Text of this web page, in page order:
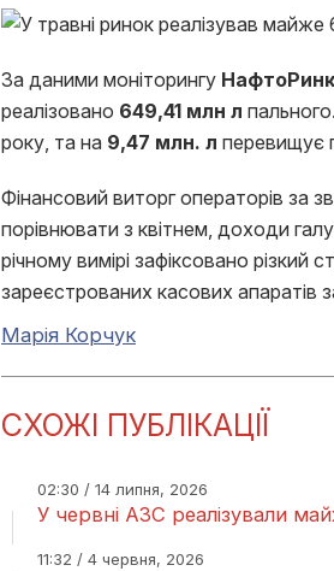
За даними моніторингу
реалізовано 649,41 млн л
року, та на 9,47 млн. л перевищує
Фінансовий виторг операторів за
порівнювати з квітнем, доходи
річному вимірі зафіксовано різкий
зареєстрованих касових апаратів
Марія Корчук
СХОЖІ ПУБЛІКАЦІЇ
02:30 / 14 липня, 2026
У червні АЗС реалізували
11:32 / 4 червня, 2026